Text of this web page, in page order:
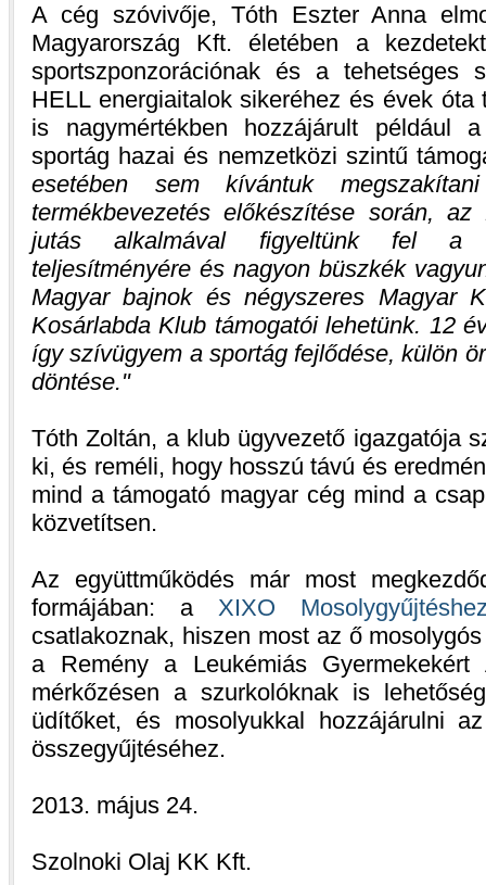
A cég szóvivője, Tóth Eszter Anna
Magyarország Kft. életében a
sportszponzorációnak és a tehetséges
HELL energiaitalok sikeréhez és évek óta
is nagymértékben hozzájárult például
sportág hazai és nemzetközi szintű
esetében sem kívántuk
termékbevezetés előkészítése során,
jutás alkalmával figyeltünk fel a
teljesítményére és nagyon büszkék
Magyar bajnok és négyszeres Magyar
Kosárlabda Klub támogatói lehetünk. 12
így szívügyem a sportág fejlődése, külön
döntése.
Tóth Zoltán, a klub ügyvezető igazgatója
ki, és reméli, hogy hosszú távú és
mind a támogató magyar cég mind a
közvetítsen.
Az együttműködés már most
formájában: a XIXO
csatlakoznak, hiszen most az ő
a Remény a Leukémiás Gyermekekért
mérkőzésen a szurkolóknak is
üdítőket, és mosolyukkal hozzájárulni
összegyűjtéséhez.
2013. május 24.
Szolnoki Olaj KK Kft.